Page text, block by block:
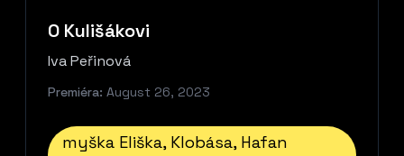
O Kulišákovi
Iva Peřinová
Premiéra: August 26, 2023
myška Eliška, Klobása, Hafan